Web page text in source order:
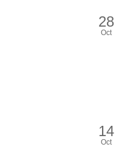
28
Oct
14
Oct